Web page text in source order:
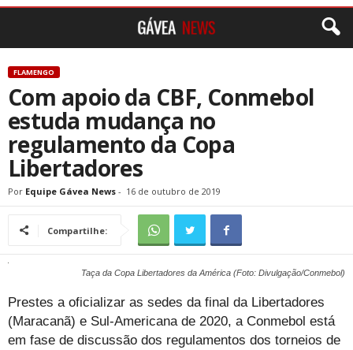
FLAMENGO
Com apoio da CBF, Conmebol
estuda mudança no
regulamento da Copa
Libertadores
Por Equipe Gávea News - 16 de outubro de 2019
Compartilhe:
Taça da Copa Libertadores da América (Foto: Divulgação/Conmebol)
Prestes a oficializar as sedes da final da Libertadores
(Maracanã) e Sul-Americana de 2020, a Conmebol está
em fase de discussão dos regulamentos dos torneios de